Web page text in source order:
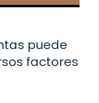
puede
factores